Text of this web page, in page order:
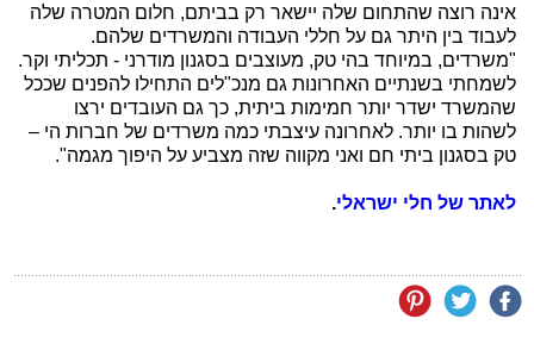
אינה רוצה שהתחום שלה יישאר רק בביתם, חלום המטרה שלה
לעבוד בין היתר גם על חללי העבודה והמשרדים שלהם.
"משרדים, במיוחד בהי טק, מעוצבים בסגנון מודרני - תכליתי וקר.
לשמחתי בשנתיים האחרונות גם מנכ"לים התחילו להפנים שככל
שהמשרד ישדר יותר חמימות ביתית, כך גם העובדים ירצו
לשהות בו יותר. לאחרונה עיצבתי כמה משרדים של חברות הי –
טק בסגנון ביתי חם ואני מקווה שזה מצביע על היפוך מגמה".
לאתר של חלי ישראלי.